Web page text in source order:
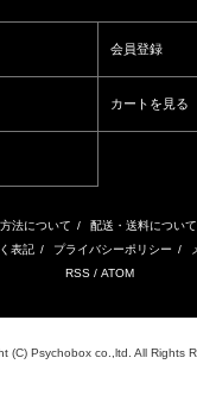
会員登録
カートを見る
法について / 配送・送料について
表記 / プライバシーポリシー /
RSS / ATOM
(C) Psychobox co.,ltd. All Rights